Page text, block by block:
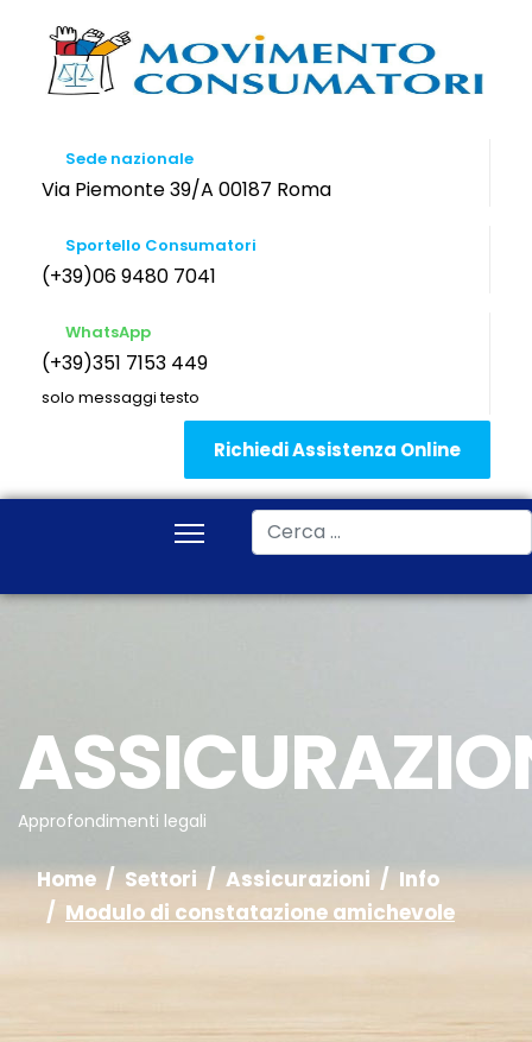
Sede nazionale
Via Piemonte 39/A 00187 Roma
Sportello Consumatori
(+39)06 9480 7041
WhatsApp
(+39)351 7153 449
solo messaggi testo
Richiedi Assistenza Online
Cerca
Approfondimenti legali
Home Settori Assicurazioni
Info
Modulo di constatazione amichevole